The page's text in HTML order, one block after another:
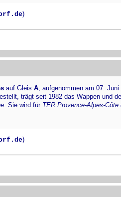
)
auf Gleis A, aufgenommen am 07. Juni
trägt seit 1982 das Wappen und
. Sie wird für TER Provence-Alpes-Côte
)